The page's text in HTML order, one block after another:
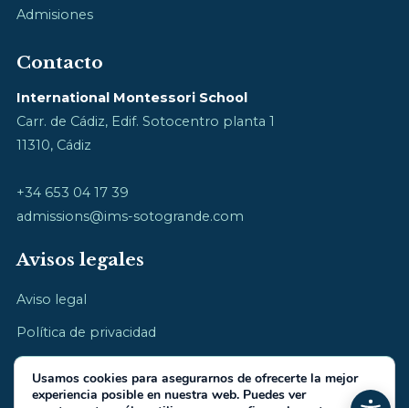
Admisiones
Contacto
International Montessori School
Carr. de Cádiz, Edif. Sotocentro planta 1
11310, Cádiz
+34 653 04 17 39
admissions@ims-sotogrande.com
Avisos legales
Aviso legal
Política de privacidad
Política de cookies
Usamos cookies para asegurarnos de ofrecerte la mejor
experiencia posible en nuestra web. Puedes ver